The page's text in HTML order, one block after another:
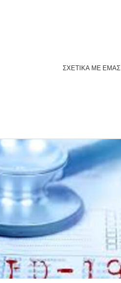
ΣΧΕΤΙΚΆ ΜΕ ΕΜΆΣ